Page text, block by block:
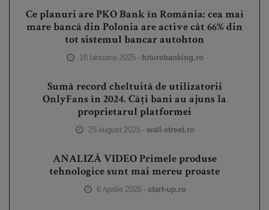
Ce planuri are PKO Bank în România: cea mai
mare bancă din Polonia are active cât 66% din
tot sistemul bancar autohton
16 Ianuarie 2025 -futurebanking.ro
Sumă record cheltuită de utilizatorii
OnlyFans în 2024. Câți bani au ajuns la
proprietarul platformei
25 August 2025 -wall-street.ro
ANALIZĂ VIDEO Primele produse
tehnologice sunt mai mereu proaste
6 Aprilie 2026 - start-up.ro